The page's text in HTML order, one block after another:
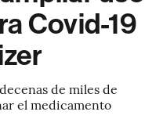
Covid-19
de miles de
el medicamento